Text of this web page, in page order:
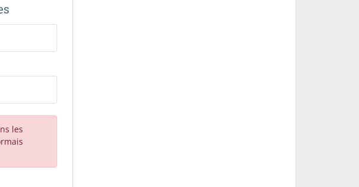
les